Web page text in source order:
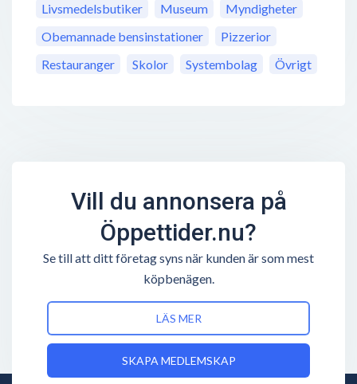
Livsmedelsbutiker
Museum
Myndigheter
Obemannade bensinstationer
Pizzerior
Restauranger
Skolor Systembolag Övrigt
Vill du annonsera på
Öppettider.nu?
Se till att ditt företag syns när kunden är som mest
köpbenägen.
LÄS MER
SKAPA MEDLEMSKAP